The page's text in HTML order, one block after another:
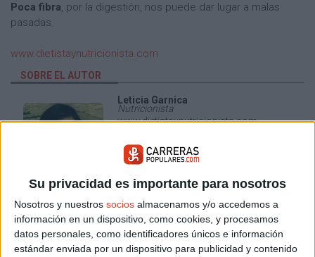
Su privacidad es importante para nosotros
Nosotros y nuestros socios almacenamos y/o accedemos a
información en un dispositivo, como cookies, y procesamos
datos personales, como identificadores únicos e información
estándar enviada por un dispositivo para publicidad y contenido
Poca fibra, por la digestión, nos puede dar lugar a malas
pasadas.
www.dietistaynutricionista.com
SOBRE EL AUTOR
Leticia Garnica
Nutricionista
www.dietistaynutricionista.com
ENTRENAMIENTOS
CALAMBRES RENDIMIENTO DIETA